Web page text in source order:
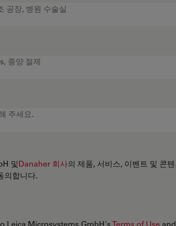
및Danaher 회사의 제품, 서비스, 이벤트 및 콘
의합니다.
Leica Microsystems GmbH'sTerms of Use and